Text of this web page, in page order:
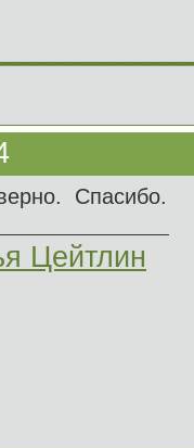
Спасибо.
Цейтлин